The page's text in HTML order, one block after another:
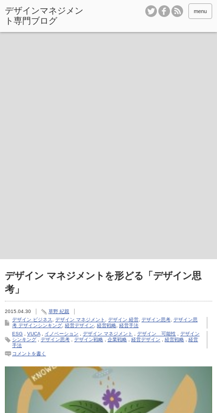
デザインマネジメン
ト専門ブログ
menu
デザイン マネジメントを形どる「デザイン思
考」
2015.04.30
草野 紀親
デザイン ビジネス
デザイン マネジメント デザイン 経営 デザイン思考 デザイン思
考 デザインシンキング 経営デザイン 経営戦略 経営手法
ESG
VUCA イノベーション デザイン マネジメント デザイン 可能性
デザイン
シンキング
デザイン思考 デザイン戦略 企業戦略 経営デザイン 経営戦略
経営
手法
コメントを書く